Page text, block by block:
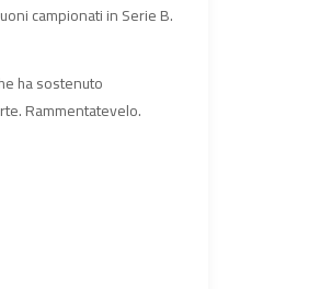
campionati in Serie B.
ha sostenuto
Rammentatevelo.